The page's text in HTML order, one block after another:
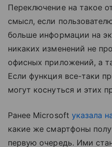
Переключение на такое
смысл, если
больше информации на
никаких изменений не
офисных приложений, а
Если функция все-таки
могут коснуться и этих
Ранее Microsoft указала
какие же смартфоны
первую очередь. Ими